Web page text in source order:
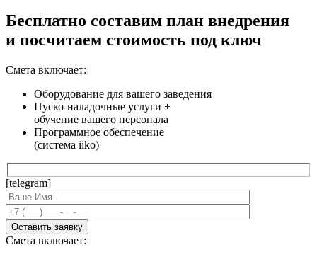
Бесплатно составим план внедрения
и посчитаем стоимость под ключ
Смета включает:
Оборудование для вашего заведения
Пуско-наладочные услуги +
обучение вашего персонала
Программное обеспечение
(система iiko)
[telegram]
Смета включает: